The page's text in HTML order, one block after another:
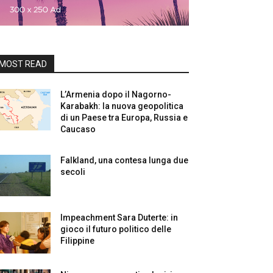
READ
L’Armenia dopo il Nagorno-
Karabakh: la nuova geopolitica
di un Paese tra Europa, Russia e
Caucaso
Falkland, una contesa lunga due
secoli
Impeachment Sara Duterte: in
gioco il futuro politico delle
Filippine